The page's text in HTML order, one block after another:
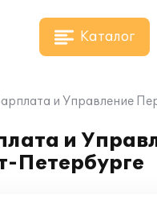
Каталог
и Управление
и
Петербурге